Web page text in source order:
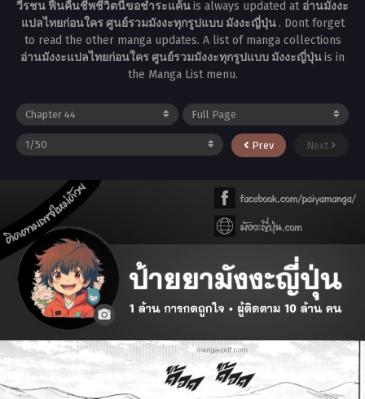
วีรชน ฟื้นคืนชีพชีวิตนี้ขอชำระแค้นis always updated at อ่านมังงะ
แปลไทยก่อนใคร ศูนย์รวมมังงะทุกรูปแบบ มังงะญี่ปุ่น . Dont forget
to read the other manga updates. A list of manga collections
อ่านมังงะแปลไทยก่อนใคร ศูนย์รวมมังงะทุกรูปแบบ มังงะญี่ปุ่นis in
the Manga List menu.
Prev Next